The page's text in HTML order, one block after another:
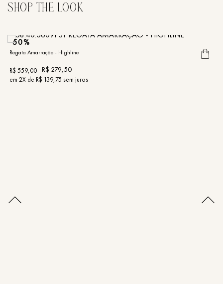
50%
Regata Amarração - Highline
R$559,00 R$ 279,50
em 2X de R$ 139,75 sem juros